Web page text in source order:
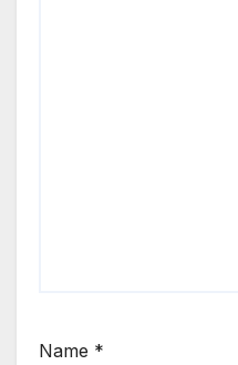
Name *